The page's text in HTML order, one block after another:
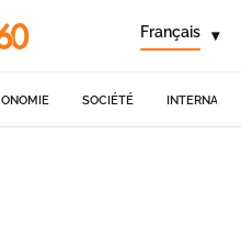
Français ▾
SOCIÉTÉ